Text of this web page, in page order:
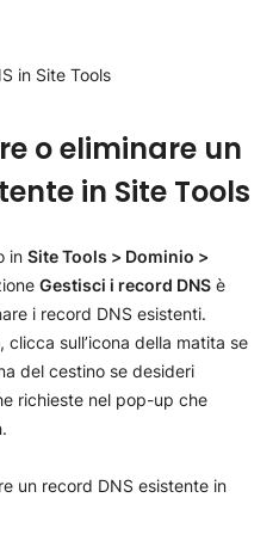
o eliminare un
in Site Tools
in Site Tools > Dominio >
Gestisci i record DNS è
i record DNS esistenti.
sull’icona della matita se
del cestino se desideri
richieste nel pop-up che
.